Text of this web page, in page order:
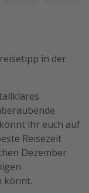
in der
ihr euch auf
Reisezeit
Dezember
könnt.